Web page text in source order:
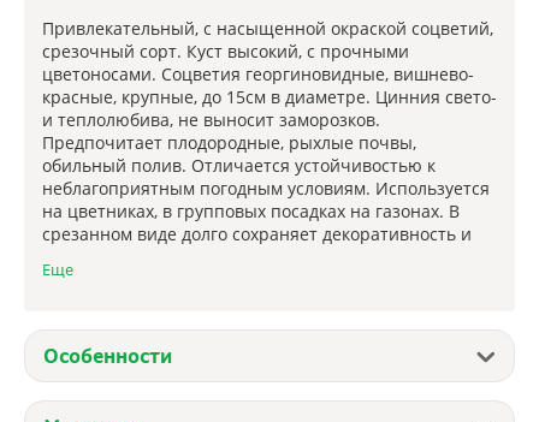
Привлекательный, с насыщенной окраской соцветий,
срезочный сорт. Куст высокий, с прочными
цветоносами. Соцветия георгиновидные, вишнево-
красные, крупные, до 15см в диаметре. Цинния свето-
и теплолюбива, не выносит заморозков.
Предпочитает плодородные, рыхлые почвы,
обильный полив. Отличается устойчивостью к
неблагоприятным погодным условиям. Используется
на цветниках, в групповых посадках на газонах. В
срезанном виде долго сохраняет декоративность и
Еще
Особенности